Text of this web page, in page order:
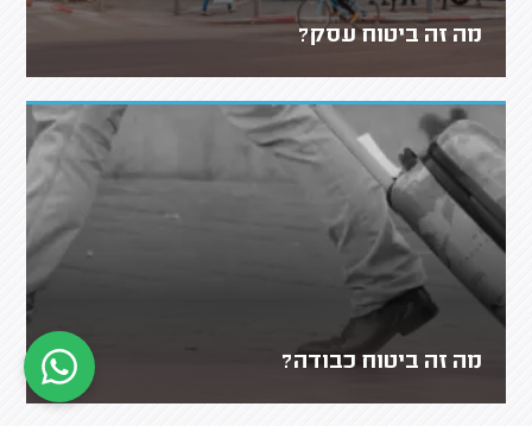
מה זה ביטוח עסק?
מה זה ביטוח כבודה?